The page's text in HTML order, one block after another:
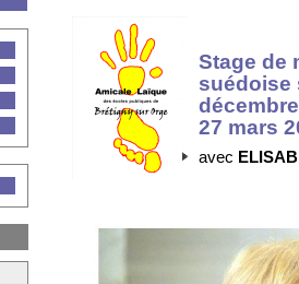
Stage de
suédoise
27 mars
avec